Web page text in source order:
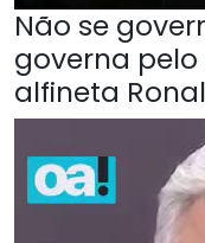
Não se
governa pelo
alfineta